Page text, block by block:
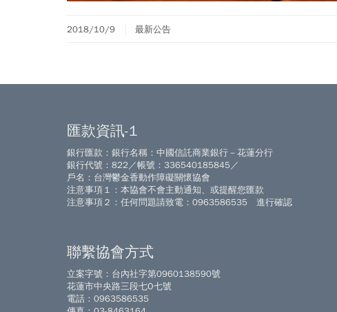
2018/10/9 最新公告
匯款資訊-1
銀行匯款：銀行名稱：中國信託商業銀行－花蓮分行
銀行代號：822／帳號：336540185845／
戶名：台灣鬱金香動作障礙關懷協會
注意事項１：本協會不會主動通知、或提醒您匯款
注意事項２：任何問題請致電：0963586535 進行確認
聯繫協會方式
立案字號：台內社字第0960138590號
花蓮市中央路三段七O七號
電話：0963586535